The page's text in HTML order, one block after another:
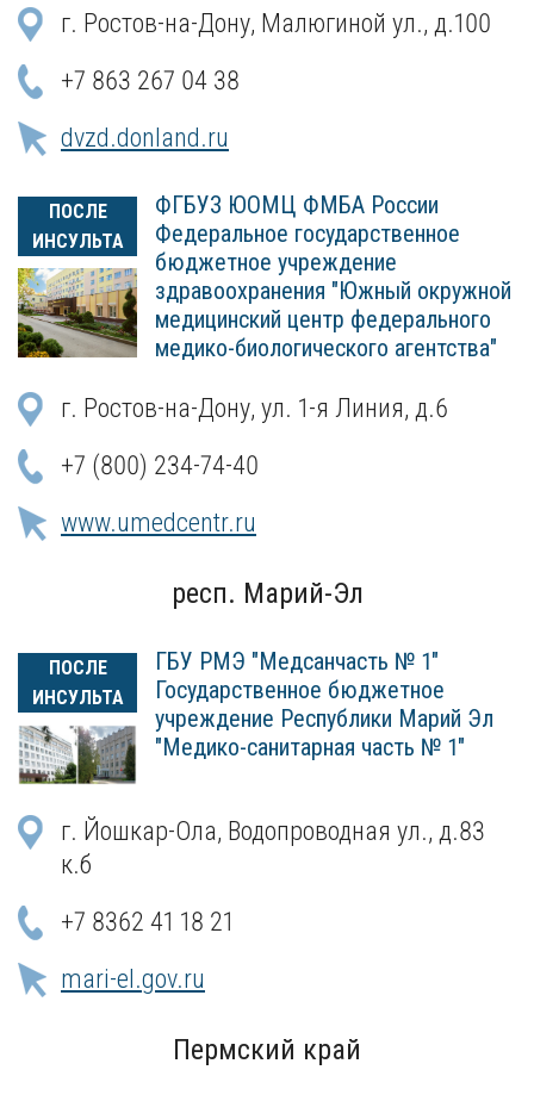
г. Ростов-на-Дону, Малюгиной ул., д.100
+7 863 267 04 38
dvzd.donland.ru
ПОСЛЕ
ИНСУЛЬТА
ФГБУЗ ЮОМЦ ФМБА России
Федеральное государственное
бюджетное учреждение
здравоохранения "Южный окружной
медицинский центр федерального
медико-биологического агентства"
г. Ростов-на-Дону, ул. 1-я Линия, д.6
+7 (800) 234-74-40
www.umedcentr.ru
респ. Марий-Эл
ПОСЛЕ
ИНСУЛЬТА
ГБУ РМЭ "Медсанчасть № 1"
Государственное бюджетное
учреждение Республики Марий Эл
"Медико-санитарная часть № 1"
г. Йошкар-Ола, Водопроводная ул., д.83
к.б
+7 8362 41 18 21
mari-el.gov.ru
Пермский край